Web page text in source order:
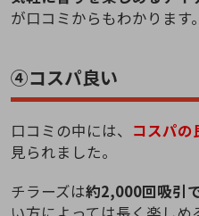
が口コミからもわかります。
④コスパ良い
口コミの中には、 コスパの
見られました。
チラーズは約2,000回吸引